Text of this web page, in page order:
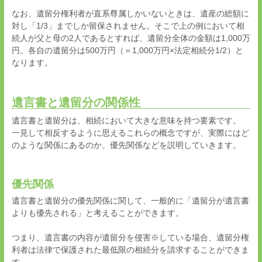
なお、遺留分権利者が直系尊属しかいないときは、遺産の総額に
対し「 1/3 」までしか留保されません。そこで上の例において相
続人が父と母の2 人であるとすれば、遺留分全体の金額は1,000万
円。各自の遺留分は500万円（＝ 1,000万円×法定相続分1/2）と
なります。
遺言書と遺留分の関係性
遺言書と遺留分は、相続において大きな意味を持つ要素です。
一見して相反するように思えるこれらの概念ですが、実際にはど
のような関係にあるのか、優先関係などを説明していきます。
優先関係
遺言書と遺留分の優先関係に関して、一般的に「遺留分が遺言書
よりも優先される」と考えることができます。
つまり、遺言書の内容が遺留分を侵害※している場合、遺留分権
利者は法律で保護された最低限の相続分を請求することができま